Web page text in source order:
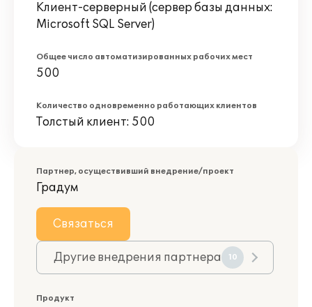
Клиент-серверный (сервер базы данных:
Microsoft SQL Server)
Общее число автоматизированных рабочих мест
500
Количество одновременно работающих клиентов
Толстый клиент: 500
Партнер, осуществивший внедрение/проект
Градум
Связаться
Другие внедрения партнера 10
Продукт